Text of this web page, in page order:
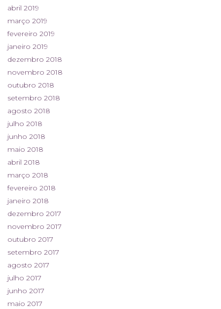
abril 2019
março 2019
fevereiro 2019
janeiro 2019
dezembro 2018
novembro 2018
outubro 2018
setembro 2018
agosto 2018
julho 2018
junho 2018
maio 2018
abril 2018
março 2018
fevereiro 2018
janeiro 2018
dezembro 2017
novembro 2017
outubro 2017
setembro 2017
agosto 2017
julho 2017
junho 2017
maio 2017